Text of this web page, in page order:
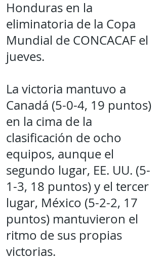
Honduras en la
eliminatoria de la Copa
Mundial de CONCACAF el
jueves.
La victoria mantuvo a
Canadá (5-0-4, 19 puntos)
en la cima de la
clasificación de ocho
equipos, aunque el
segundo lugar, EE. UU. (5-
1-3, 18 puntos) y el tercer
lugar, México (5-2-2, 17
puntos) mantuvieron el
ritmo de sus propias
victorias.